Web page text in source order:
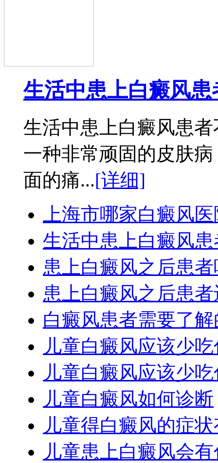
生活中患上白癜风
生活中患上白癜风患
一种非常顽固的皮肤
面的痛...[详细]
上海市哪家白癜风
生活中患上白癜风
患上白癜风之后患
患上白癜风之后患
白癜风患者需要了
儿童白癜风应该少
儿童白癜风应该少
儿童白癜风如何诊断
儿童得白癜风的症
儿童患上白癜风会